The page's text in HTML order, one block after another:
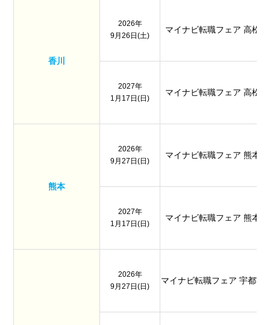
香川
2026年
9月26日(土)
マイナビ転職フェア 高松
2027年
1月17日(日)
マイナビ転職フェア 高松
熊本
2026年
9月27日(日)
マイナビ転職フェア 熊本
2027年
1月17日(日)
マイナビ転職フェア 熊本
2026年
9月27日(日)
マイナビ転職フェア 宇都宮